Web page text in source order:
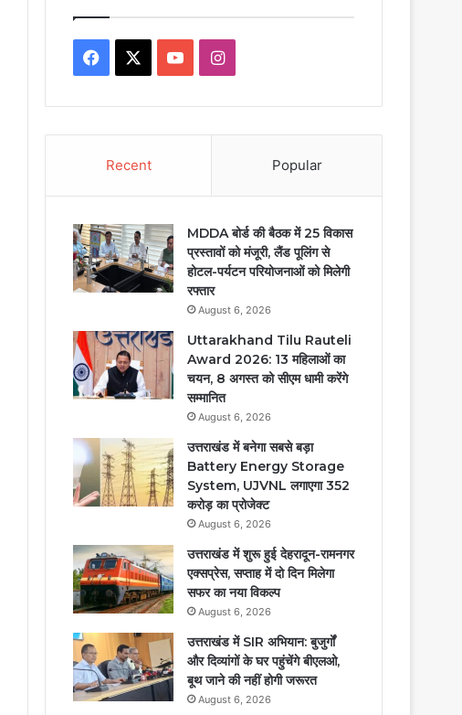
Facebook YouTubeInstagram
Recent Popular
MDDA बोर्ड की बैठक में 25 विकास
प्रस्तावों को मंजूरी, लैंड पूलिंग से
होटल-पर्यटन परियोजनाओं को मिलेगी
रफ्तार
August 6, 2026
Uttarakhand Tilu Rauteli
Award 2026: 13 महिलाओं का
चयन, 8 अगस्त को सीएम धामी करेंगे
सम्मानित
August 6, 2026
उत्तराखंड में बनेगा सबसे बड़ा
Battery Energy Storage
System, UJVNL लगाएगा 352
करोड़ का प्रोजेक्ट
August 6, 2026
उत्तराखंड में शुरू हुई देहरादून-रामनगर
एक्सप्रेस, सप्ताह में दो दिन मिलेगा
सफर का नया विकल्प
August 6, 2026
उत्तराखंड में SIR अभियान: बुजुर्गों
और दिव्यांगों के घर पहुंचेंगे बीएलओ,
बूथ जाने की नहीं होगी जरूरत
August 6, 2026